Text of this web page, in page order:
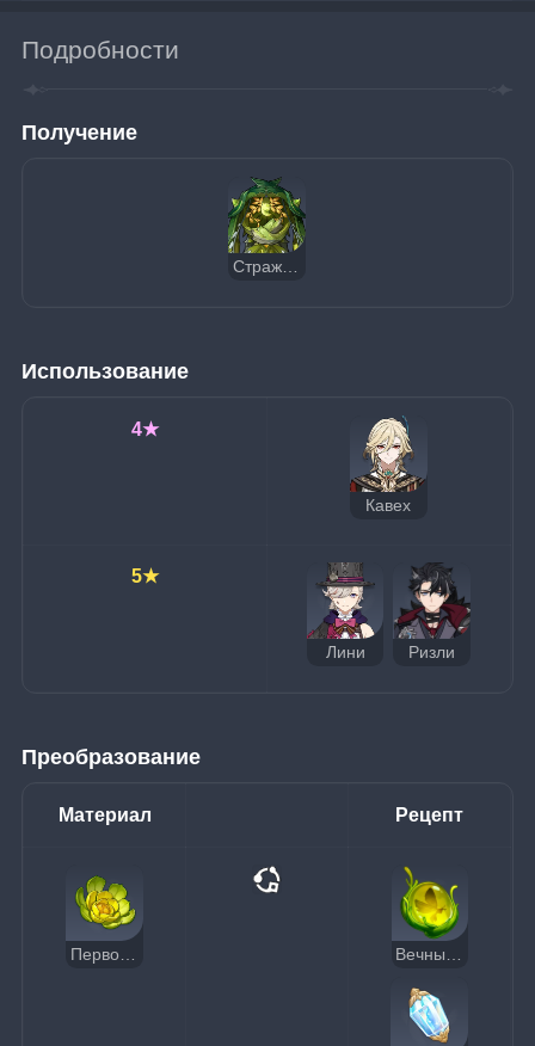
Подробности
Получение
Страж оазиса Апеп
Использование
4★
Кавех
5★
Лини Ризли
Преобразование
Материал Рецепт